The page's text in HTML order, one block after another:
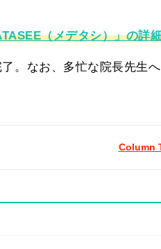
（メデタシ）」の詳
。なお、多忙な院長先生
Column